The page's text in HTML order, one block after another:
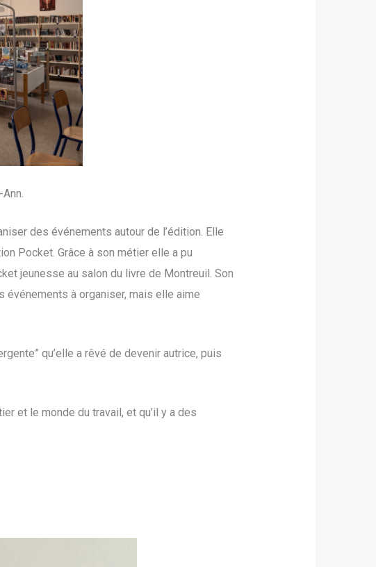
des événements autour de l’édition. Elle
Pocket. Grâce à son métier elle a pu
jeunesse au salon du livre de Montreuil. Son
événements à organiser, mais elle aime
qu’elle a rêvé de devenir autrice, puis
et le monde du travail, et qu’il y a des